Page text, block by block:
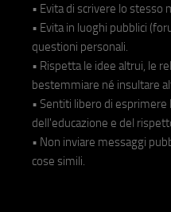
• Evita di scrivere lo stesso
• Evita in luoghi pubblici
questioni personali.
• Rispetta le idee altrui, le
bestemmiare né insultare
• Sentiti libero di
dell'educazione e del
• Non inviare messaggi
cose simili.